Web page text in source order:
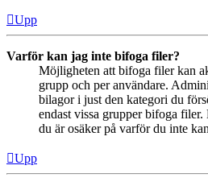
Upp
Varför kan jag inte bifoga filer?
Möjligheten att bifoga filer kan
grupp och per användare.
bilagor i just den kategori du
endast vissa grupper bifoga
du är osäker på varför du inte
Upp